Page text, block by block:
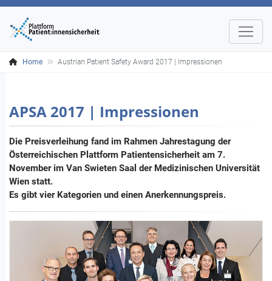
Home Austrian Patient Safety Award 2017 | Impressionen
APSA 2017 | Impressionen
Die Preisverleihung fand im Rahmen Jahrestagung der
Österreichischen Plattform Patientensicherheit am 7.
November im Van Swieten Saal der Medizinischen Universität
Wien statt.
Es gibt vier Kategorien und einen Anerkennungspreis.